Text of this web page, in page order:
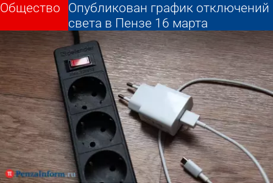
Опубликован график отключений
света в Пензе 16 марта
Общество Опубликован график отключений
света в Пензе 16 марта
Общество
Другие новости по
теме
Погода и курсы
валют в Пензе